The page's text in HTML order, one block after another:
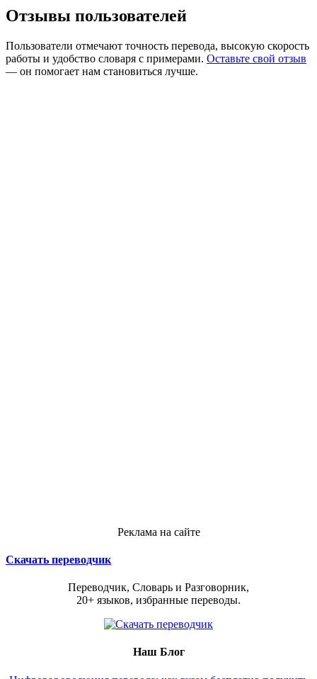
Отзывы пользователей
Пользователи отмечают точность перевода, высокую скорость
работы и удобство словаря с примерами. Оставьте свой отзыв
— он помогает нам становиться лучше.
Реклама на сайте
Скачать переводчик
Переводчик, Словарь и Разговорник,
20+ языков, избранные переводы.
Наш Блог